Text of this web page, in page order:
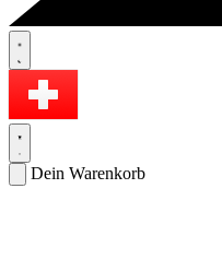
Dein Warenkorb